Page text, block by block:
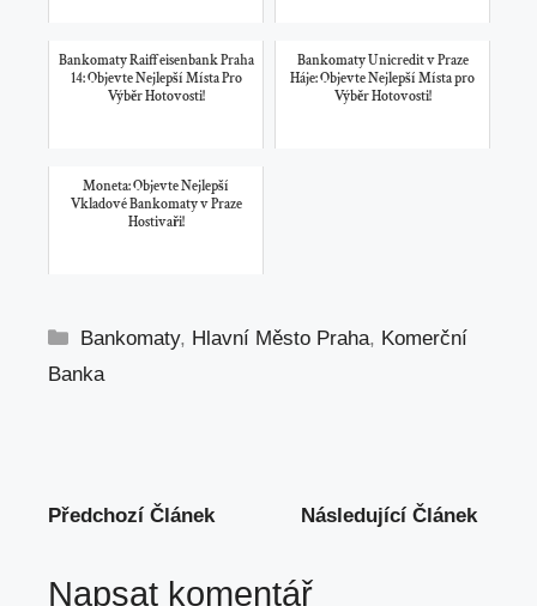
Bankomaty Raiffeisenbank Praha
14: Objevte Nejlepší Místa Pro
Výběr Hotovosti!
Bankomaty Unicredit v Praze
Háje: Objevte Nejlepší Místa pro
Výběr Hotovosti!
Moneta: Objevte Nejlepší
Vkladové Bankomaty v Praze
Hostivaři!
Rubriky
Bankomaty, Hlavní Město Praha, Komerční
Banka
Předchozí Článek Následující Článek
Napsat komentář